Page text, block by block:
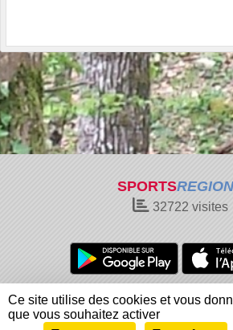
SPORTS
32722 visites
Charte cookies
Gestion
Informations légales
Signaler un
Ce site utilise des cookies et vous
que vous souhaitez activer